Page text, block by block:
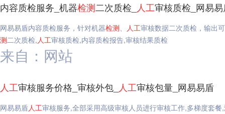
内容质检服务_机器检测二次质检_ 人工审核质检_网易
网易易盾内容质检服务，针对机器检测、 人工审核数据二次质检，输出
测二次质检,人工审核质检,内容质检报告,审核结果质检
来自：网站
人工审核服务价格_审核外包_ 人工审核包量_网易易盾
网易易盾人工审核服务,全部采用高级审核人员进行审核工作,多梯度套